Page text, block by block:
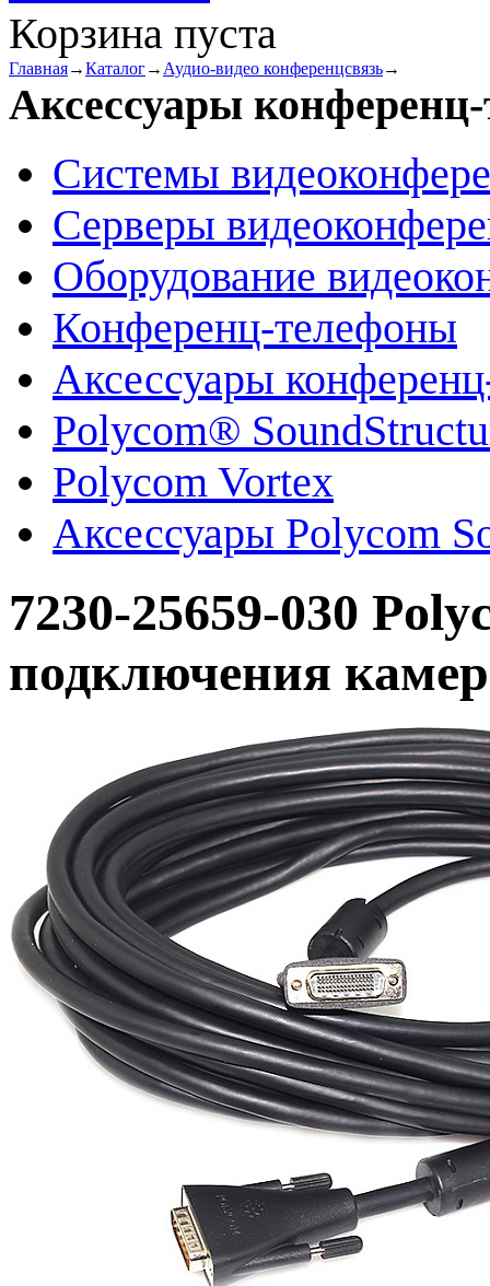
Корзина пуста
Главная→Каталог→ Аудио-видео конференцсвязь→
Аксессуары
Системы
Серверы
Оборудование
Конференц-телефоны
Аксессуары
Polycom®
Polycom Vortex
Аксессуары Polycom
7230-25659-030
подключения